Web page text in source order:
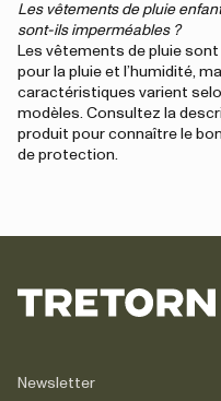
Les vêtements de pluie
sont-ils imperméables ?
Les vêtements de pluie
pour la pluie et l’humidité,
caractéristiques varient
modèles. Consultez la
produit pour connaître le
de protection.
Newsletter